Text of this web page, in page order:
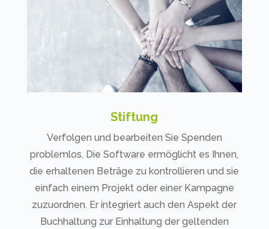
Stiftung
Verfolgen und bearbeiten Sie Spenden
problemlos. Die Software ermöglicht es Ihnen,
die erhaltenen Beträge zu kontrollieren und sie
einfach einem Projekt oder einer Kampagne
zuzuordnen. Er integriert auch den Aspekt der
Buchhaltung zur Einhaltung der geltenden